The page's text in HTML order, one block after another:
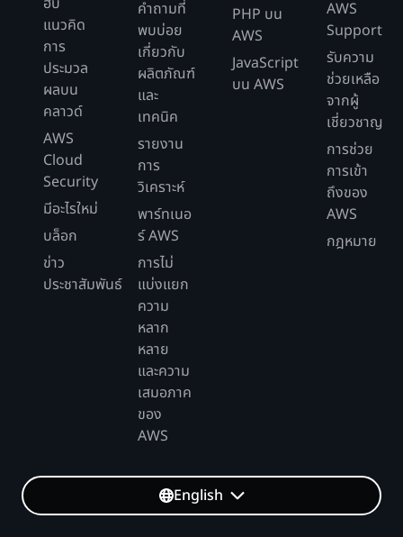
แนวคิด
การ
ประมวล
ผลบน
คลาวด์
AWS
Cloud
Security
มีอะไรใหม่
บล็อก
ข่าว
ประชาสัมพันธ์
คำถามที่
พบบ่อย
เกี่ยวกับ
ผลิตภัณฑ์
และ
เทคนิค
รายงาน
การ
วิเคราะห์
พาร์ทเนอ
ร์ AWS
การไม่
แบ่งแยก
ความ
หลาก
หลาย
และความ
เสมอภาค
ของ
AWS
PHP บน
AWS
JavaScript
บน AWS
AWS
Support
รับความ
ช่วยเหลือ
จากผู้
เชี่ยวชาญ
การช่วย
การเข้า
ถึงของ
AWS
กฎหมาย
English